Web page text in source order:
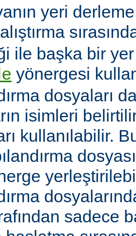
yeri
ile başka bir
yönergesi
dosyaları
isimleri
kullanılabilir.
sadece